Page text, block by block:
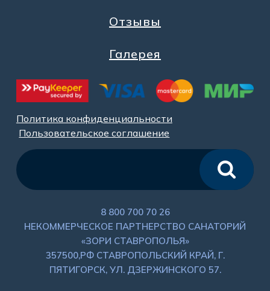
Отзывы
Галерея
Политика конфиденциальности
Пользовательское соглашение
8 800 700 70 26
НЕКОММЕРЧЕСКОЕ ПАРТНЕРСТВО САНАТОРИЙ
«ЗОРИ СТАВРОПОЛЬЯ»
357500,РФ СТАВРОПОЛЬСКИЙ КРАЙ, Г.
ПЯТИГОРСК, УЛ. ДЗЕРЖИНСКОГО 57.